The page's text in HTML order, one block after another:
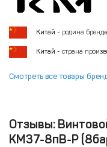
Китай - родина бренда
Китай - страна
Смотреть все товары
Отзывы:
KM37-8пВ-Р